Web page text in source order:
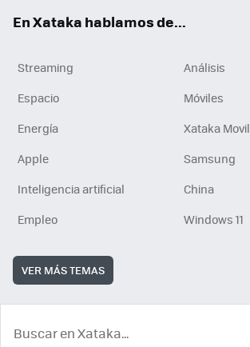
En Xataka hablamos de...
Streaming
Análisis
Espacio
Móviles
Energía
Xataka
Apple
Samsung
Inteligencia artificial
China
Empleo
Windows 11
VER MÁS TEMAS